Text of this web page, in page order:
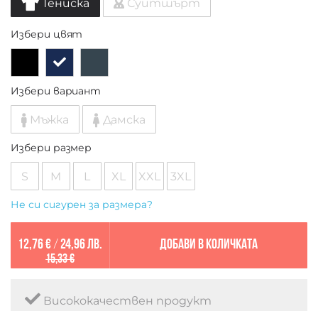
Тениска Суитшърт
Избери цвят
Избери вариант
Мъжка Дамска
Избери размер
S M L XL XXL 3XL
Не си сигурен за размера?
12,76 €/ 24,96 лв.
15,33 €
Добави в количката
Висококачествен продукт